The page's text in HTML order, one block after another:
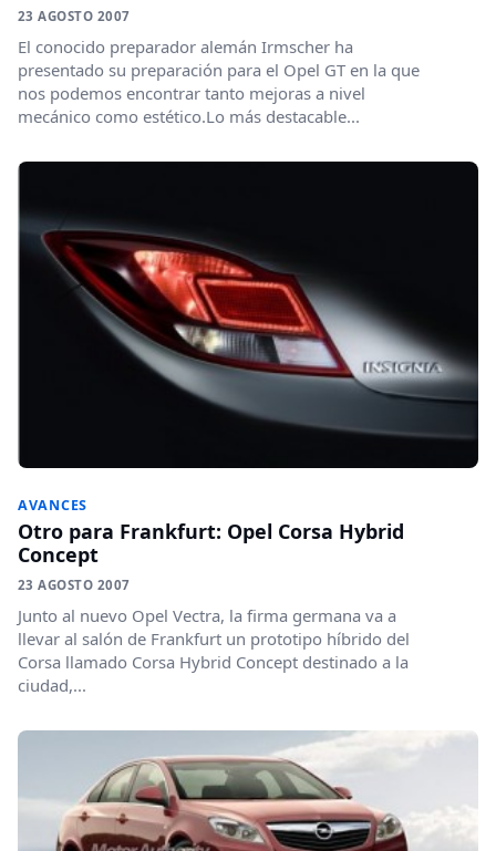
23 AGOSTO 2007
El conocido preparador alemán Irmscher ha
presentado su preparación para el Opel GT en la que
nos podemos encontrar tanto mejoras a nivel
mecánico como estético.Lo más destacable...
AVANCES
Otro para Frankfurt: Opel Corsa Hybrid
Concept
23 AGOSTO 2007
Junto al nuevo Opel Vectra, la firma germana va a
llevar al salón de Frankfurt un prototipo híbrido del
Corsa llamado Corsa Hybrid Concept destinado a la
ciudad,...